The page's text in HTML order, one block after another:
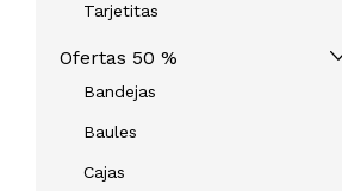
Tarjetitas
Ofertas 50 %
Bandejas
Baules
Cajas